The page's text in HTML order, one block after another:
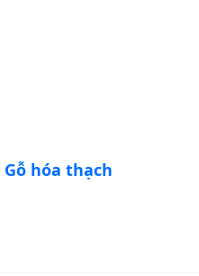
Gỗ hóa thạch